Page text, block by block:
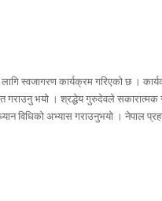
स्वजागरण कार्यक्रम गरिएको छ ।
भयो । श्रद्धेय गुरुदेवले सकारात्मक
अभ्यास गराउनुभयो । नेपाल